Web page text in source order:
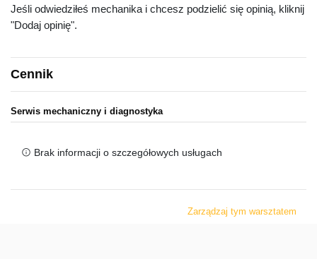
Jeśli odwiedziłeś mechanika i chcesz podzielić się opinią, kliknij
"Dodaj opinię".
Cennik
Serwis mechaniczny i diagnostyka
Brak informacji o szczegółowych usługach
Zarządzaj tym warsztatem